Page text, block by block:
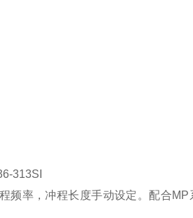
313SI
率，冲程长度手动设定。配合MP